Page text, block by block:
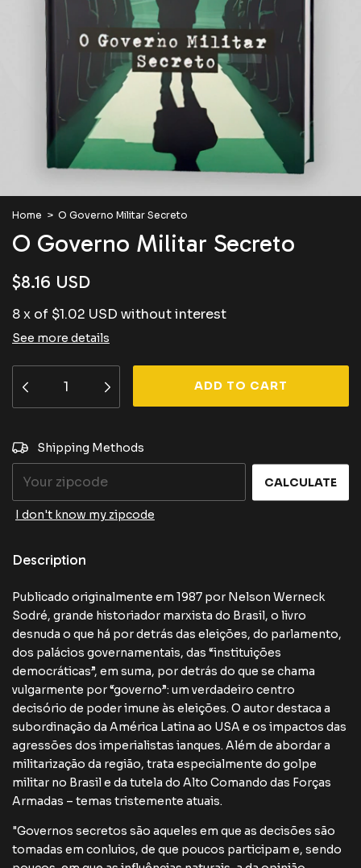
Home > O Governo Militar Secreto
O Governo Militar Secreto
$8.16 USD
8x of $1.02 USD without interest
See more details
Shipping for zipcode:
Shipping Methods
CALCULATE
I don't know my zipcode
Description
Publicado originalmente em 1987 por Nelson Werneck
Sodré, grande historiador marxista do Brasil, o livro
desnuda o que há por detrás das eleições, do parlamento,
dos palácios governamentais, das “instituições
democráticas”, em suma, por detrás do que se chama
vulgarmente por “governo”: um verdadeiro centro
decisório de poder imune às eleições. O autor destaca a
subordinação da América Latina ao USA e os impactos das
agressões dos imperialistas ianques. Além de abordar a
militarização da região, trata especialmente do golpe
militar no Brasil e da tutela do Alto Comando das Forças
Armadas – temas tristemente atuais.
"Governos secretos são aqueles em que as decisões são
tomadas em conluios, de que poucos participam e, sendo